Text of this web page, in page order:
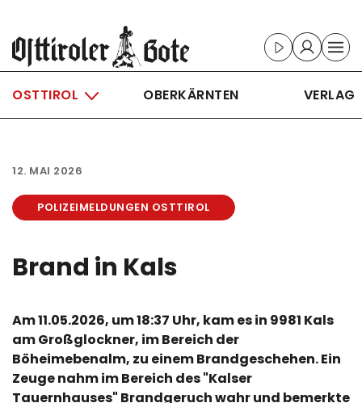
Skip to main content
OSTTIROL OBERKÄRNTEN VERLAG
12. MAI 2026
POLIZEIMELDUNGEN OSTTIROL
Brand in Kals
Am 11.05.2026, um 18:37 Uhr, kam es in 9981 Kals
am Großglockner, im Bereich der
Böheimebenalm, zu einem Brandgeschehen. Ein
Zeuge nahm im Bereich des "Kalser
Tauernhauses" Brandgeruch wahr und bemerkte